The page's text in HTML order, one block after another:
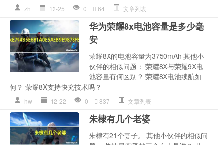
zh 12-25 0 64 文章列表
华为荣耀8x电池容量是多少毫
安
荣耀8X的电池容量为3750mAh 其他小
伙伴的相似问题： 荣耀8X与荣耀9X电
池容量有何区别？ 荣耀8X电池续航如
何？ 荣耀8X支持快充技术吗？
hw 12-22 0 837 文章列表
朱棣有几个老婆
朱棣有21个妻子。 其他小伙伴的相似问